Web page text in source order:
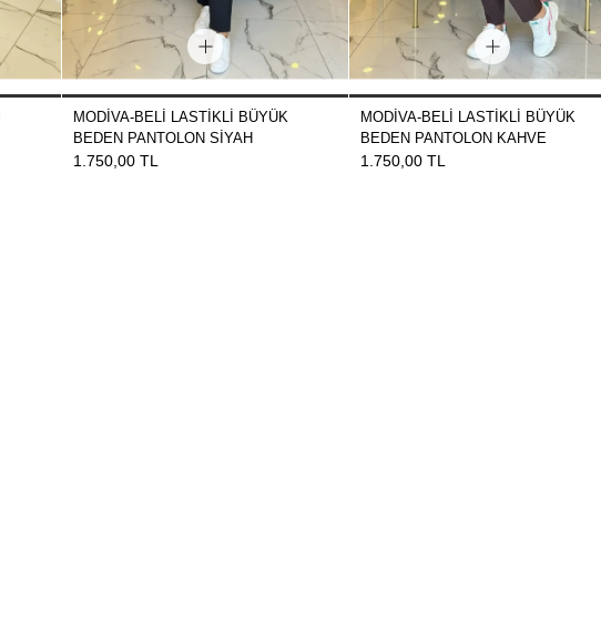
MODİVA-BELİ LASTİKLİ BÜYÜK
BEDEN PANTOLON SİYAH
1.750,00 TL
MODİVA-BELİ LASTİKLİ BÜYÜK
BEDEN PANTOLON KAHVE
1.750,00 TL